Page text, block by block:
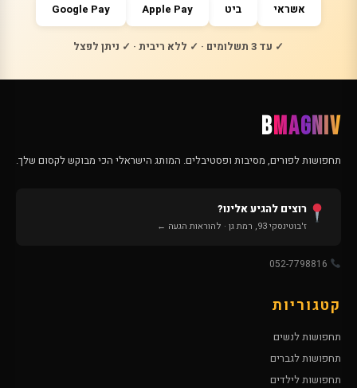
אשראי ביט Apple Pay
Google Pay
✓ עד 3 תשלומים · ✓ ללא ריבית · ✓ ניתן לפצל
BMAGNIV
תחפושות לפורים, מסיבות ופסטיבלים. המותג הישראלי הכי מבוקש לקסום שלך.
רוצים להגיע אלינו?
ז'בוטינסקי 93, רמת גן · להוראות הגעה ←
קטגוריות
תחפושות לנשים
תחפושות לגברים
תחפושות לילדים